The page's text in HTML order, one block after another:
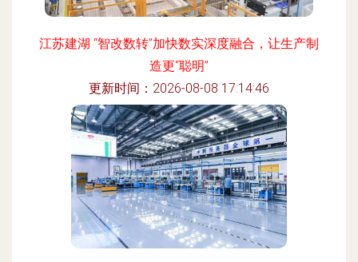
江苏建湖 “智改数转”加快数实深度融合，让生产制
造更“聪明”
更新时间：2026-08-08 17:14:46